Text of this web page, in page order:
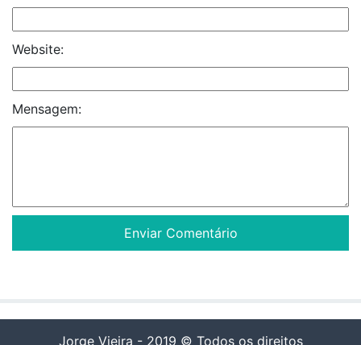
Website:
Mensagem:
Jorge Vieira - 2019 © Todos os direitos